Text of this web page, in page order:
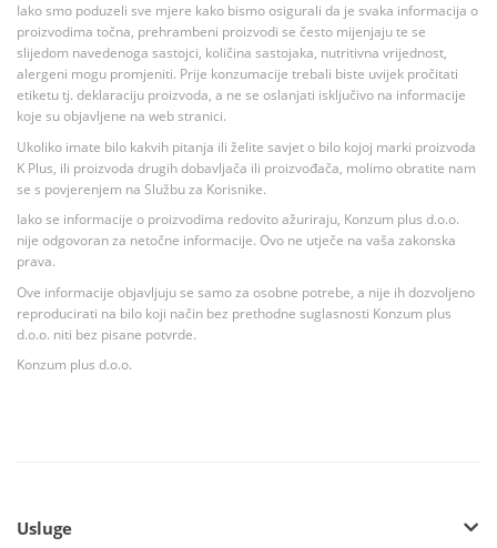
Iako smo poduzeli sve mjere kako bismo osigurali da je svaka informacija o
proizvodima točna, prehrambeni proizvodi se često mijenjaju te se
slijedom navedenoga sastojci, količina sastojaka, nutritivna vrijednost,
alergeni mogu promjeniti. Prije konzumacije trebali biste uvijek pročitati
etiketu tj. deklaraciju proizvoda, a ne se oslanjati isključivo na informacije
koje su objavljene na web stranici.
Ukoliko imate bilo kakvih pitanja ili želite savjet o bilo kojoj marki proizvoda
K Plus, ili proizvoda drugih dobavljača ili proizvođača, molimo obratite nam
se s povjerenjem na Službu za Korisnike.
Iako se informacije o proizvodima redovito ažuriraju, Konzum plus d.o.o.
nije odgovoran za netočne informacije. Ovo ne utječe na vaša zakonska
prava.
Ove informacije objavljuju se samo za osobne potrebe, a nije ih dozvoljeno
reproducirati na bilo koji način bez prethodne suglasnosti Konzum plus
d.o.o. niti bez pisane potvrde.
Konzum plus d.o.o.
Usluge